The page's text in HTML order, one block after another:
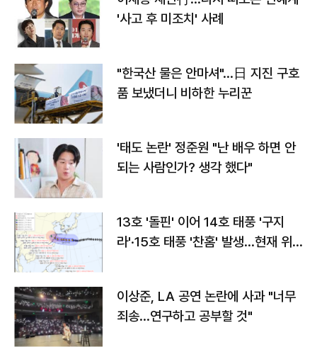
'사고 후 미조치' 사례
"한국산 물은 안마셔"…日 지진 구호
품 보냈더니 비하한 누리꾼
'태도 논란' 정준원 "난 배우 하면 안
되는 사람인가? 생각 했다"
13호 '돌핀' 이어 14호 태풍 '구지
라'·15호 태풍 '찬홈' 발생…현재 위
이상준, LA 공연 논란에 사과 "너무
죄송…연구하고 공부할 것"